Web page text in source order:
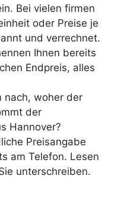
Bei vielen firmen
oder Preise je
und verrechnet.
Ihnen bereits
Endpreis, alles
nach, woher der
der
Hannover?
Preisangabe
am Telefon. Lesen
unterschreiben.